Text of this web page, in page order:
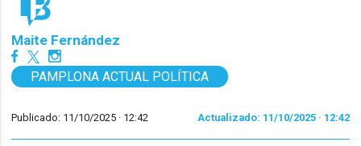
Maite Fernández
PAMPLONA ACTUAL POLÍTICA
Publicado: 11/10/2025 · 12:42 Actualizado: 11/10/2025 · 12:42